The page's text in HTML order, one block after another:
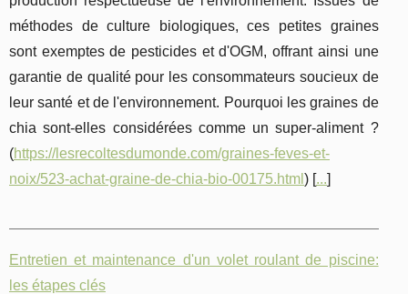
méthodes de culture biologiques, ces petites graines
sont exemptes de pesticides et d'OGM, offrant ainsi une
garantie de qualité pour les consommateurs soucieux de
leur santé et de l'environnement. Pourquoi les graines de
chia sont-elles considérées comme un super-aliment ?
(https://lesrecoltesdumonde.com/graines-feves-et-
noix/523-achat-graine-de-chia-bio-00175.html ) [...]
Entretien et maintenance d'un volet roulant de piscine:
les étapes clés